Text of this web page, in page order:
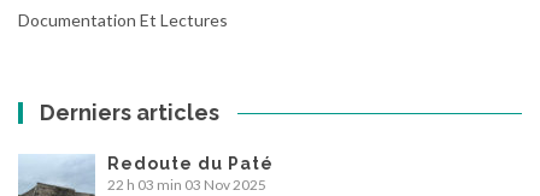
Documentation Et Lectures
Derniers articles
Redoute du Paté
22 h 03 min 03 Nov 2025